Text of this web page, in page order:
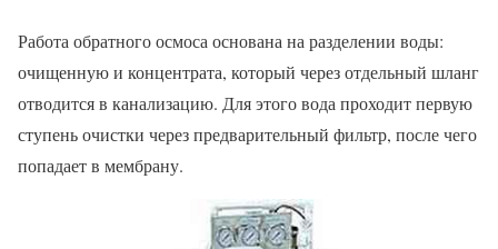
Работа обратного осмоса основана на разделении воды:
очищенную и концентрата, который через отдельный шланг
отводится в канализацию. Для этого вода проходит первую
ступень очистки через предварительный фильтр, после чего
попадает в мембрану.